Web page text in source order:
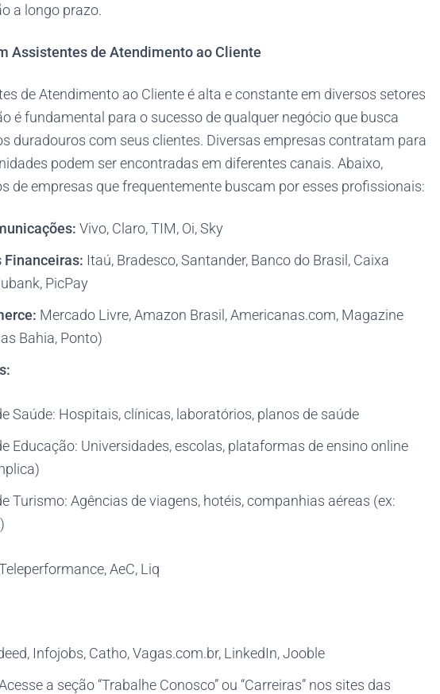
a longo prazo.
Assistentes de Atendimento ao Cliente
de Atendimento ao Cliente é alta e constante em diversos setores
é fundamental para o sucesso de qualquer negócio que busca
duradouros com seus clientes. Diversas empresas contratam para
podem ser encontradas em diferentes canais. Abaixo,
de empresas que frequentemente buscam por esses profissionais:
Vivo, Claro, TIM, Oi, Sky
Financeiras: Itaú, Bradesco, Santander, Banco do Brasil, Caixa
PicPay
Mercado Livre, Amazon Brasil, Americanas.com, Magazine
Bahia, Ponto)
Saúde: Hospitais, clínicas, laboratórios, planos de saúde
Educação: Universidades, escolas, plataformas de ensino online
Turismo: Agências de viagens, hotéis, companhias aéreas (ex:
AeC, Liq
Infojobs, Catho, Vagas.com.br, LinkedIn, Jooble
a seção “Trabalhe Conosco” ou “Carreiras” nos sites das